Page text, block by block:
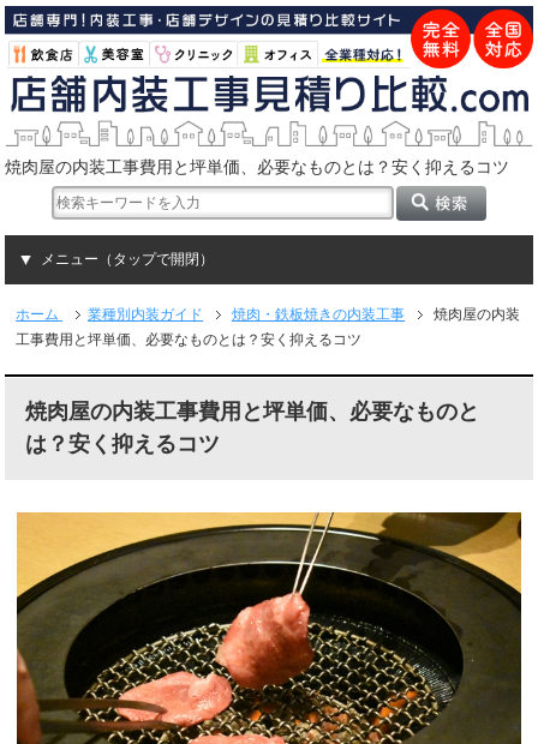
焼肉屋の内装工事費用と坪単価、必要なものとは？安く抑えるコツ
メニュー（タップで開閉）
ホーム 業種別内装ガイド 焼肉・鉄板焼きの内装工事
焼肉屋の内装
工事費用と坪単価、必要なものとは？安く抑えるコツ
焼肉屋の内装工事費用と坪単価、必要なものと
は？安く抑えるコツ